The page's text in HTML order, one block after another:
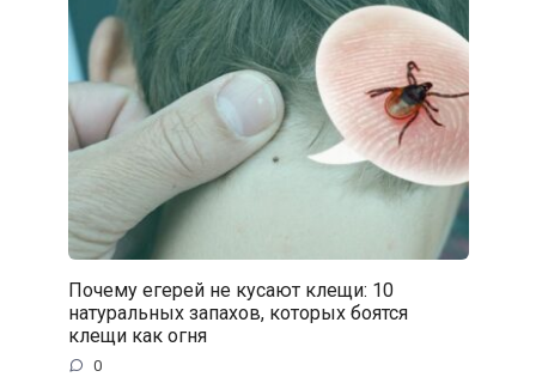
Почему егерей не кусают клещи: 10
натуральных запахов, которых боятся
клещи как огня
0